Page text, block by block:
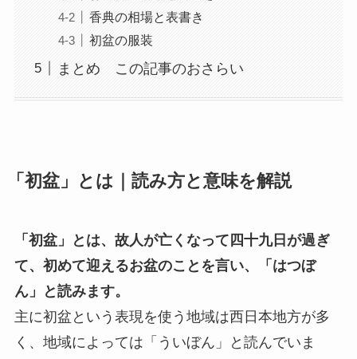
香典の相場と表書き
初盆の服装
まとめ この記事のおさらい
「初盆」とは｜読み方と意味を解説
「初盆」とは、故人が亡くなって四十九日が過ぎ
て、初めて迎えるお盆のことを言い、「はつぼ
ん」と読みます。
主に初盆という表現を使う地域は西日本地方が多
く、地域によっては「ういぼん」と読んでいま